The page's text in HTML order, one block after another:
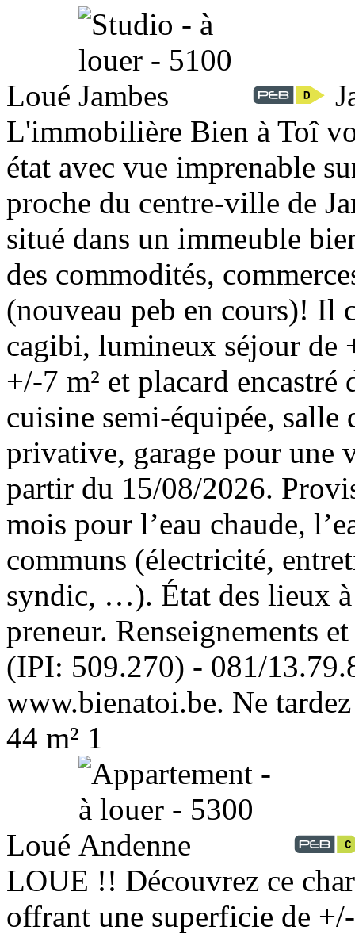
Loué
L'immobilière Bien à Toî
état avec vue imprenable
proche du centre-ville de
situé dans un immeuble
des commodités,
(nouveau peb en cours)! Il
cagibi, lumineux séjour de
+/-7 m² et placard encastré
cuisine semi-équipée, salle
privative, garage pour une
partir du 15/08/2026.
mois pour l’eau chaude,
communs (électricité,
syndic, …). État des lieux
preneur. Renseignements
(IPI: 509.270) - 081/
www.bienatoi.be. Ne
44 m² 1
Loué
LOUE !! Découvrez ce
offrant une superficie de